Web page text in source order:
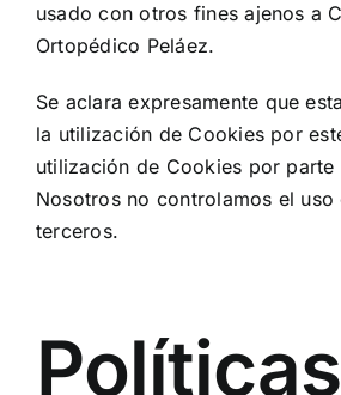
usado con otros fines ajenos a
Ortopédico Peláez.
Se aclara expresamente que
la utilización de Cookies por
utilización de Cookies por parte
Nosotros no controlamos el
terceros.